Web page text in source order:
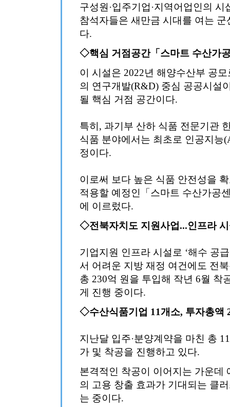
구성원·입주기업·지역어업인의
참석자들은 새만금 시대를 여는
다.
◇핵심 거점공간「스마트 수산가
이 시설은 2022년 해양수산부 공
의 연구개발(R&D) 중심 공공시설
될 핵심 거점 공간이다.
특히, 과기부 산하 식품 전문기관
식품 분야에서는 최초로 인공지능
정이다.
이로써 보다 높은 식품 안전성을
적용할 예정인「스마트 수산가공
에 이르렀다.
◇전북자치도 지원사업...인프라
기업지원 인프라 시설로 ‘해수 공
서 어려운 지방 재정 여건에도 전
총 230억 원을 투입해 작년 6월 착
게 진행 중이다.
◇수산식품기업 11개소, 투자총액
지난달 입주·분양계약을 마친 총
가 및 착공을 진행하고 있다.
본격적인 착공이 이어지는 가운데
의 고용 창출 효과가 기대되는 클
는 중이다.